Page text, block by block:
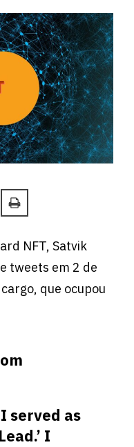
NFT, Satvik
tweets em 2 de
que ocupou
served as
I